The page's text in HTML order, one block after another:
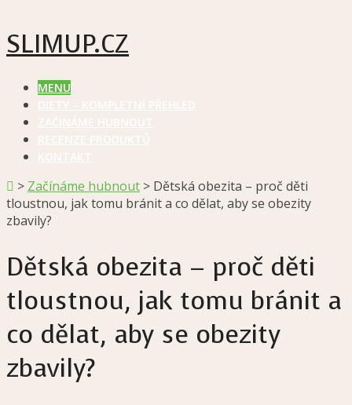
SLIMUP.CZ
MENU
> Začínáme hubnout > Dětská obezita – proč děti
tloustnou, jak tomu bránit a co dělat, aby se obezity
zbavily?
Dětská obezita – proč děti
tloustnou, jak tomu bránit a
co dělat, aby se obezity
zbavily?